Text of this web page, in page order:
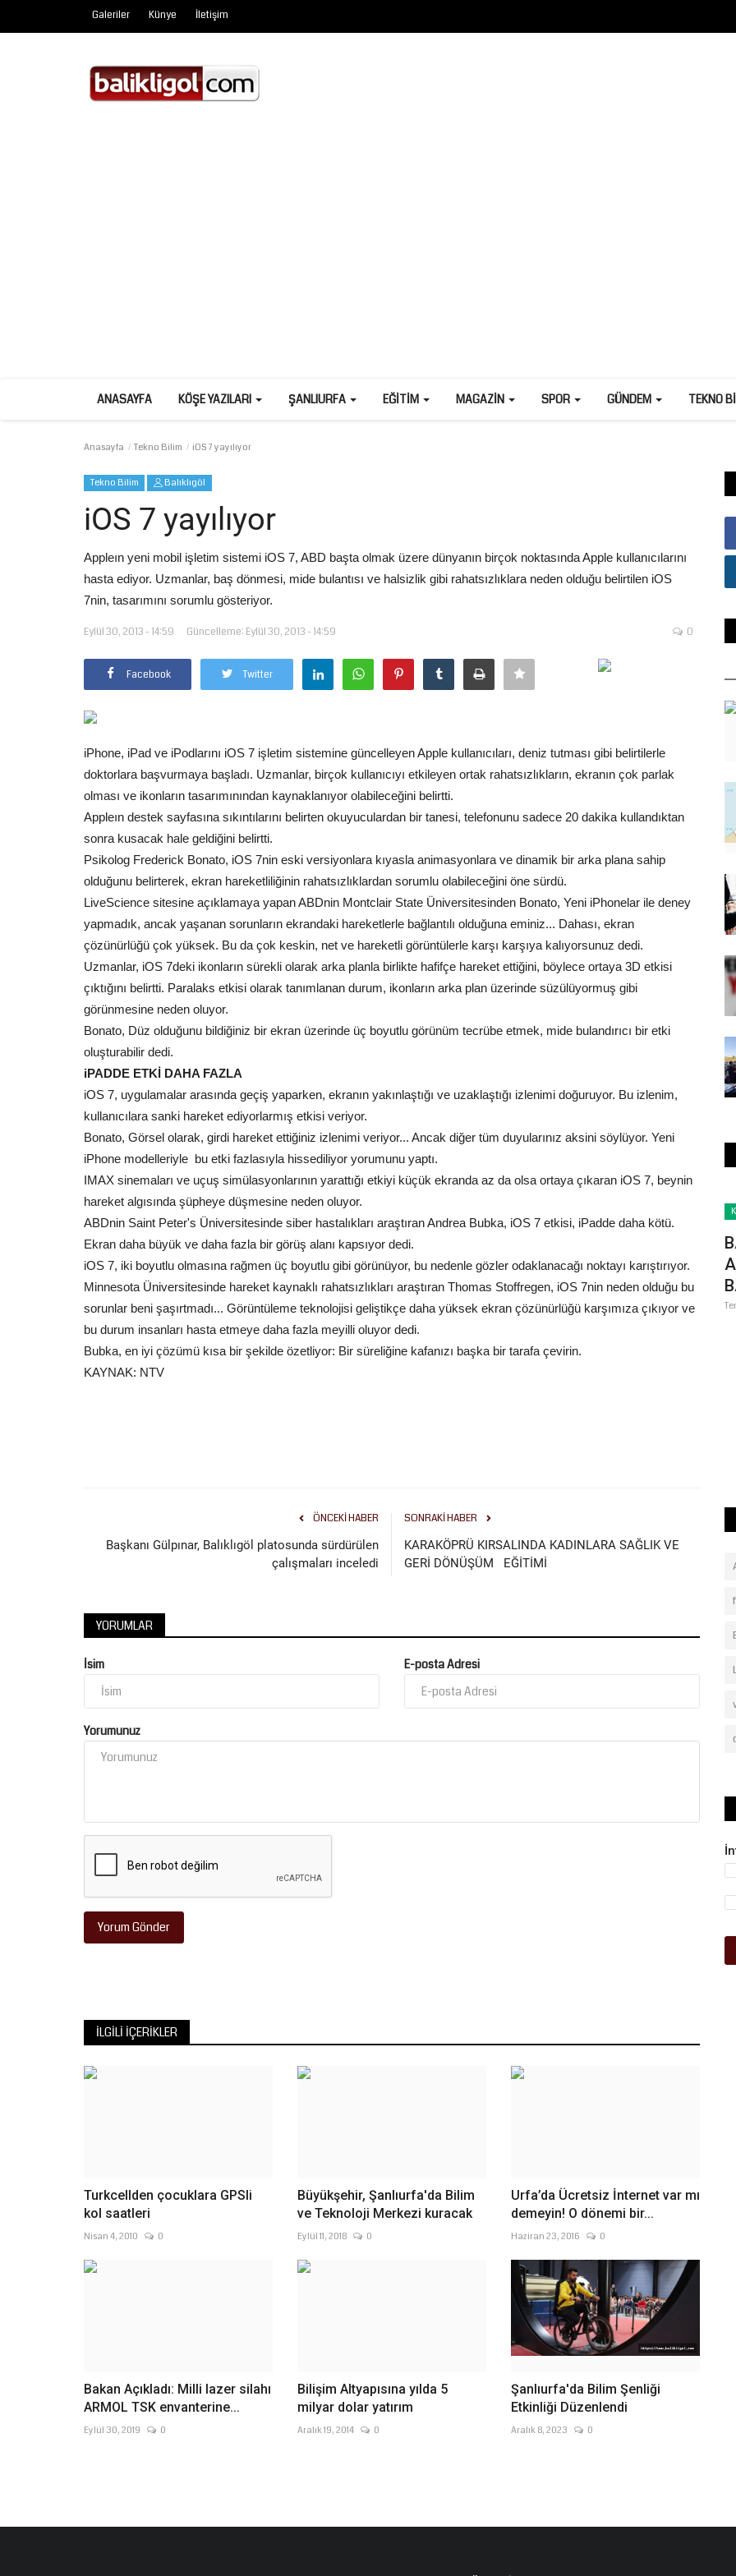
Galeriler Künye İletişim
ANASAYFA KÖŞE YAZILARI ŞANLIURFA EĞITIM MAGAZIN SPOR GÜNDEM TEKNO
Anasayfa Tekno Bilim iOS 7 yayılıyor
Tekno Bilim Balıklıgöl
iOS 7 yayılıyor
Appleın yeni mobil işletim sistemi iOS 7, ABD başta olmak üzere dünyanın birçok noktasında Apple kullanıcılarını
hasta ediyor. Uzmanlar, baş dönmesi, mide bulantısı ve halsizlik gibi rahatsızlıklara neden olduğu belirtilen iOS
7nin, tasarımını sorumlu gösteriyor.
Eylül 30, 2013 - 14:59 Güncelleme: Eylül 30, 2013 - 14:59 0
Facebook Twitter
iPhone, iPad ve iPodlarını iOS 7 işletim sistemine güncelleyen Apple kullanıcıları, deniz tutması gibi belirtilerle
doktorlara başvurmaya başladı. Uzmanlar, birçok kullanıcıyı etkileyen ortak rahatsızlıkların, ekranın çok parlak
olması ve ikonların tasarımınından kaynaklanıyor olabileceğini belirtti.
Appleın destek sayfasına sıkıntılarını belirten okuyuculardan bir tanesi, telefonunu sadece 20 dakika kullandıktan
sonra kusacak hale geldiğini belirtti.
Psikolog Frederick Bonato, iOS 7nin eski versiyonlara kıyasla animasyonlara ve dinamik bir arka plana sahip
olduğunu belirterek, ekran hareketliliğinin rahatsızlıklardan sorumlu olabileceğini öne sürdü.
LiveScience sitesine açıklamaya yapan ABDnin Montclair State Üniversitesinden Bonato, Yeni iPhonelar ile deney
yapmadık, ancak yaşanan sorunların ekrandaki hareketlerle bağlantılı olduğuna eminiz... Dahası, ekran
çözünürlüğü çok yüksek. Bu da çok keskin, net ve hareketli görüntülerle karşı karşıya kalıyorsunuz dedi.
Uzmanlar, iOS 7deki ikonların sürekli olarak arka planla birlikte hafifçe hareket ettiğini, böylece ortaya 3D etkisi
çıktığını belirtti. Paralaks etkisi olarak tanımlanan durum, ikonların arka plan üzerinde süzülüyormuş gibi
görünmesine neden oluyor.
Bonato, Düz olduğunu bildiğiniz bir ekran üzerinde üç boyutlu görünüm tecrübe etmek, mide bulandırıcı bir etki
oluşturabilir dedi.
iPADDE ETKİ DAHA FAZLA
iOS 7, uygulamalar arasında geçiş yaparken, ekranın yakınlaştığı ve uzaklaştığı izlenimi doğuruyor. Bu izlenim,
kullanıcılara sanki hareket ediyorlarmış etkisi veriyor.
Bonato, Görsel olarak, girdi hareket ettiğiniz izlenimi veriyor... Ancak diğer tüm duyularınız aksini söylüyor. Yeni
iPhone modelleriyle bu etki fazlasıyla hissediliyor yorumunu yaptı.
IMAX sinemaları ve uçuş simülasyonlarının yarattığı etkiyi küçük ekranda az da olsa ortaya çıkaran iOS 7, beynin
hareket algısında şüpheye düşmesine neden oluyor.
ABDnin Saint Peter's Üniversitesinde siber hastalıkları araştıran Andrea Bubka, iOS 7 etkisi, iPadde daha kötü.
Ekran daha büyük ve daha fazla bir görüş alanı kapsıyor dedi.
iOS 7, iki boyutlu olmasına rağmen üç boyutlu gibi görünüyor, bu nedenle gözler odaklanacağı noktayı karıştırıyor.
Minnesota Üniversitesinde hareket kaynaklı rahatsızlıkları araştıran Thomas Stoffregen, iOS 7nin neden olduğu bu
sorunlar beni şaşırtmadı... Görüntüleme teknolojisi geliştikçe daha yüksek ekran çözünürlüğü karşımıza çıkıyor ve
bu durum insanları hasta etmeye daha fazla meyilli oluyor dedi.
Bubka, en iyi çözümü kısa bir şekilde özetliyor: Bir süreliğine kafanızı başka bir tarafa çevirin.
KAYNAK: NTV
ÖNCEKI HABER
Başkanı Gülpınar, Balıklıgöl platosunda sürdürülen
çalışmaları inceledi
SONRAKI HABER
KARAKÖPRÜ KIRSALINDA KADINLARA SAĞLIK VE
GERİ DÖNÜŞÜM EĞİTİMİ
YORUMLAR
İsim E-posta Adresi
Yorumunuz
Yorum Gönder
İLGILI İÇERIKLER
Turkcellden çocuklara GPSli
kol saatleri
Nisan 4, 2010 0
Büyükşehir, Şanlıurfa'da Bilim
ve Teknoloji Merkezi kuracak
Eylül 11, 2018 0
Urfa’da Ücretsiz İnternet var mı
demeyin! O dönemi bir...
Haziran 23, 2016 0
Bakan Açıkladı: Milli lazer silahı
ARMOL TSK envanterine...
Eylül 30, 2019 0
Bilişim Altyapısına yılda 5
milyar dolar yatırım
Aralık 19, 2014 0
Şanlıurfa'da Bilim Şenliği
Etkinliği Düzenlendi
Aralık 8, 2023 0
Spor
Şanlıurfaspor Yönetiminden ŞESOB